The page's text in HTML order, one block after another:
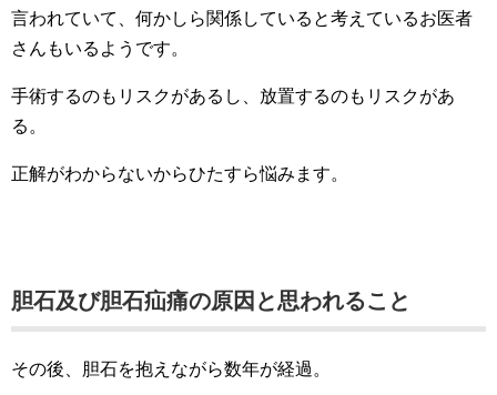
言われていて、何かしら関係していると考えているお医者
さんもいるようです。
手術するのもリスクがあるし、放置するのもリスクがあ
る。
正解がわからないからひたすら悩みます。
胆石及び胆石疝痛の原因と思われること
その後、胆石を抱えながら数年が経過。